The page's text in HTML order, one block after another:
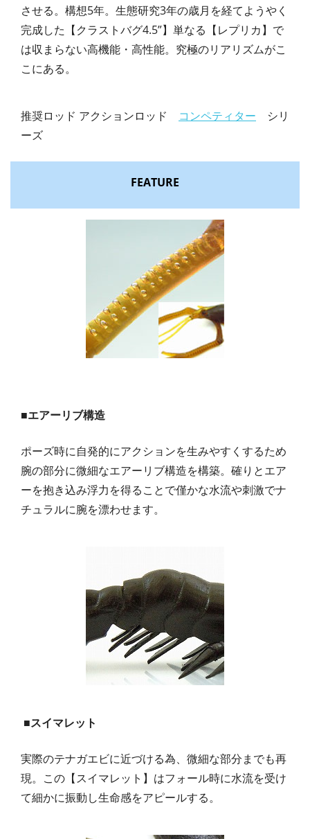
させる。構想5年。生態研究3年の歳月を経てようやく
完成した【クラストバグ4.5”】単なる【レプリカ】で
は収まらない高機能・高性能。究極のリアリズムがこ
こにある。
推奨ロッド アクションロッド コンペティター シリ
ーズ
FEATURE
■エアーリブ構造
ポーズ時に自発的にアクションを生みやすくするため
腕の部分に微細なエアーリブ構造を構築。確りとエア
ーを抱き込み浮力を得ることで僅かな水流や刺激でナ
チュラルに腕を漂わせます。
■スイマレット
実際のテナガエビに近づける為、微細な部分までも再
現。この【スイマレット】はフォール時に水流を受け
て細かに振動し生命感をアピールする。